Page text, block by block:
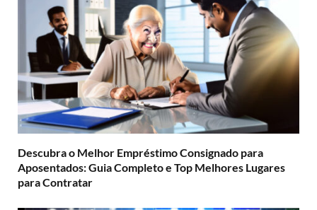
Descubra o Melhor Empréstimo Consignado para
Aposentados: Guia Completo e Top Melhores Lugares
para Contratar